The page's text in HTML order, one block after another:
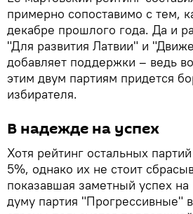
примерно сопоставимо с тем,
декабре прошлого года. Да и
"Для развития Латвии" и
добавляет поддержки – ведь
этим двум партиям придется
избирателя.
В надежде на успех
Хотя рейтинг остальных
5%, однако их не стоит
показавшая заметный успех
думу партия "Прогрессивные"